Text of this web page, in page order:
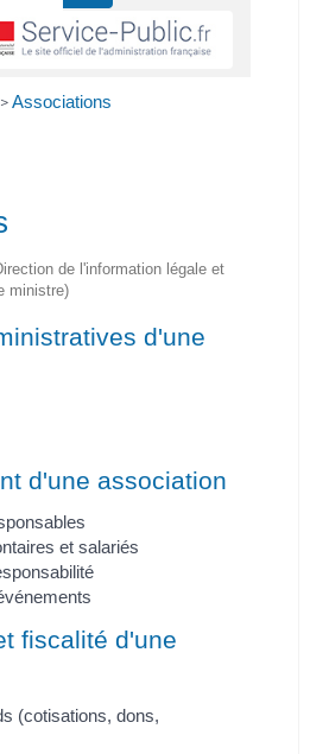
> Associations
de l'information légale et
ministre)
d'une
d'une association
et salariés
fiscalité d'une
(cotisations, dons,